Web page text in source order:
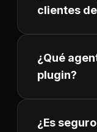
clientes
¿Qué
plugin?
¿Es